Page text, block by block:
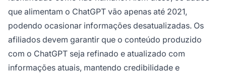
que alimentam o ChatGPT vão apenas até 2021,
podendo ocasionar informações desatualizadas. Os
afiliados devem garantir que o conteúdo produzido
com o ChatGPT seja refinado e atualizado com
informações atuais, mantendo credibilidade e